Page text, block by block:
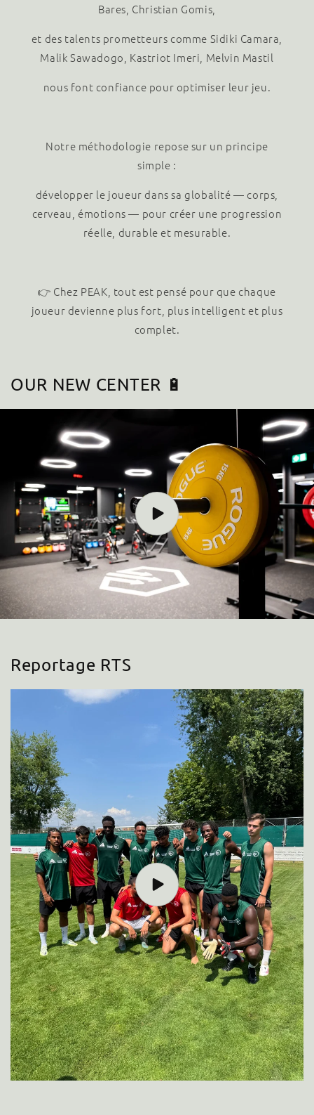
Bares, Christian Gomis,
et des talents prometteurs comme Sidiki Camara,
Malik Sawadogo, Kastriot Imeri, Melvin Mastil
nous font confiance pour optimiser leur jeu.
Notre méthodologie repose sur un principe
simple :
développer le joueur dans sa globalité — corps,
cerveau, émotions — pour créer une progression
réelle, durable et mesurable.
👉 Chez PEAK, tout est pensé pour que chaque
joueur devienne plus fort, plus intelligent et plus
complet.
OUR NEW CENTER 🔋
Reportage RTS